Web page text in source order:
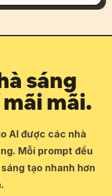
sáng
mãi.
AI được các nhà
Mỗi prompt đều
tạo nhanh hơn